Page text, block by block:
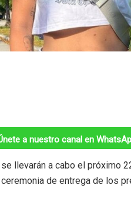
a nuestro canal en
llevarán a cabo el próximo
de entrega de los